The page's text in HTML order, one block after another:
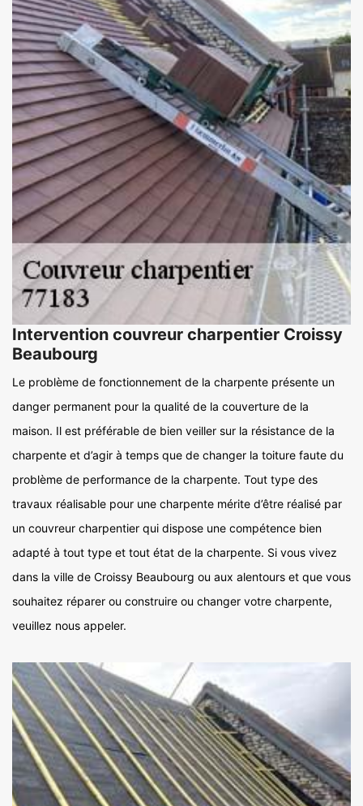
Intervention couvreur charpentier Croissy
Beaubourg
Le problème de fonctionnement de la charpente présente un
danger permanent pour la qualité de la couverture de la
maison. Il est préférable de bien veiller sur la résistance de la
charpente et d’agir à temps que de changer la toiture faute du
problème de performance de la charpente. Tout type des
travaux réalisable pour une charpente mérite d’être réalisé par
un couvreur charpentier qui dispose une compétence bien
adapté à tout type et tout état de la charpente. Si vous vivez
dans la ville de Croissy Beaubourg ou aux alentours et que vous
souhaitez réparer ou construire ou changer votre charpente,
veuillez nous appeler.